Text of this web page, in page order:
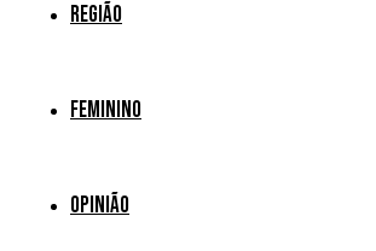
Região
Feminino
Opinião